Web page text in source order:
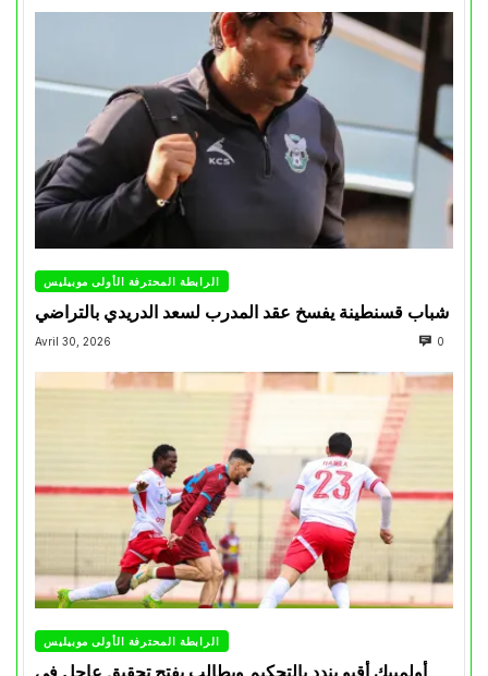
الرابطة المحترفة الأولى موبيليس
شباب قسنطينة يفسخ عقد المدرب لسعد الدريدي بالتراضي
Avril 30, 2026 0
الرابطة المحترفة الأولى موبيليس